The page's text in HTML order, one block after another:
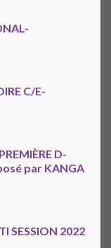
C/E-
D-
par KANGA
SESSION 2022